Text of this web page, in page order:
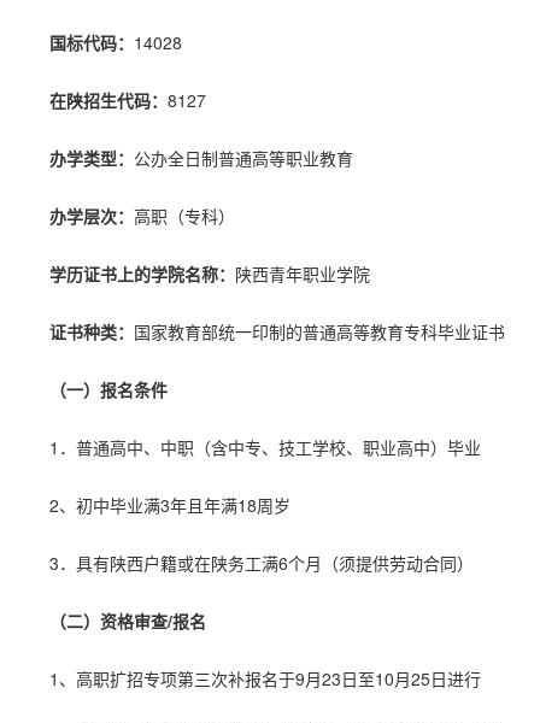
国标代码： 14028
在陕招生代码：8127
办学类型： 公办全日制普通高等职业教育
办学层次：高职（专科）
学历证书上的学院名称： 陕西青年职业学院
证书种类： 国家教育部统一印制的普通高等教育专科毕业证书
（一）报名条件
1．普通高中、中职（含中专、技工学校、职业高中）毕业
2、初中毕业满3年且年满18周岁
3．具有陕西户籍或在陕务工满6个月（须提供劳动合同）
（二）资格审查/报名
1、高职扩招专项第三次补报名于9月23日至10月25日进行